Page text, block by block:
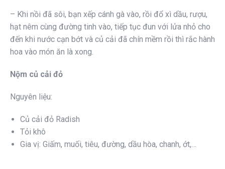
– Khi nồi đã sôi, bạn xếp cánh gà vào, rồi đổ xì dầu, rượu,
hạt nêm cùng đường tinh vào, tiếp tục đun với lửa nhỏ cho
đến khi nước cạn bớt và củ cải đã chín mềm rồi thì rắc hành
hoa vào món ăn là xong.
Nộm củ cải đỏ
Nguyên liệu:
Củ cải đỏ Radish
Tỏi khô
Gia vị: Giấm, muối, tiêu, đường, dầu hòa, chanh, ớt,…